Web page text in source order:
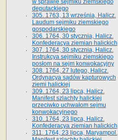
w sprawie sejmiku ziemskiego
deputackiego
305. 1763, 13 września, Halicz.
Laudum sejmiku ziemskiego
gospodarskiego
306. 1764, 30 stycznia, Halicz.
Konfederacya ziemian halickich
307. 1764, 30 stycznia, Halicz.
Instrukcya sejmiku ziemskiego
posłom na sejm konwokacyjny
308. 1764, 27 lutego, Halicz.
Ordynacya sądów kapturowych
ziemi halickiej
309. 1764, 23 lipca, Halicz.
Manifest szlachty halickiej
przeciwko uchwałom sejmu
konwokacyjnego
310. 1764, 23 lipca, Halicz.
Konfederacya ziemian halickich
311. 1764, 23 lipca, Maryampol.